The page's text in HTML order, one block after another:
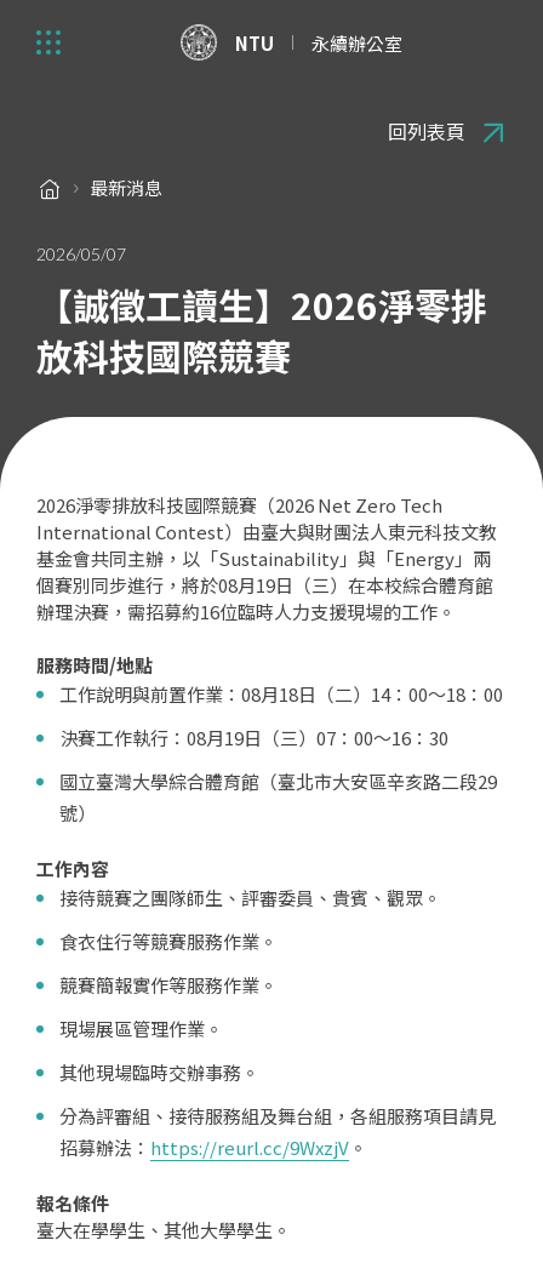
NTU 永續辦公室
最新消息
回列表頁
2026/05/07
【誠徵工讀生】2026淨零排
放科技國際競賽
2026淨零排放科技國際競賽（2026 Net Zero Tech
International Contest）由臺大與財團法人東元科技文教
基金會共同主辦，以「Sustainability」與「Energy」兩
個賽別同步進行，將於08月19日（三）在本校綜合體育館
辦理決賽，需招募約16位臨時人力支援現場的工作。
服務時間/地點
工作說明與前置作業：08月18日（二）14：00～18：00
決賽工作執行：08月19日（三）07：00～16：30
國立臺灣大學綜合體育館（臺北市大安區辛亥路二段29
號）
工作內容
接待競賽之團隊師生、評審委員、貴賓、觀眾。
食衣住行等競賽服務作業。
競賽簡報實作等服務作業。
現場展區管理作業。
其他現場臨時交辦事務。
分為評審組、接待服務組及舞台組，各組服務項目請見
招募辦法： https://reurl.cc/9WxzjV 。
報名條件
臺大在學學生、其他大學學生。